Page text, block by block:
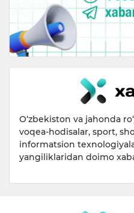
O‘zbekiston va jahonda
voqea-hodisalar, sport,
informatsion
yangiliklaridan doimo